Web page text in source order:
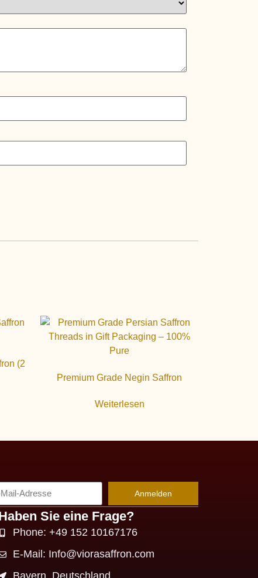
(2
Premium Grade Negin Saffron
Weiterlesen
Anmelden
Sie eine Frage?
Phone: +49 152 10167176
E-Mail: Info@viorasaffron.com